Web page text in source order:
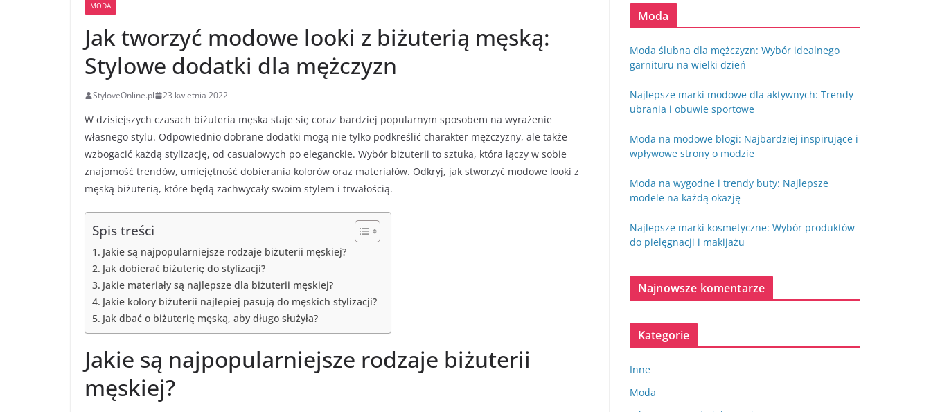
MODA
Jak tworzyć modowe looki z biżuterią męską:
Stylowe dodatki dla mężczyzn
StyloveOnline.pl 23 kwietnia 2022
W dzisiejszych czasach biżuteria męska staje się coraz bardziej popularnym sposobem na wyrażenie
własnego stylu. Odpowiednio dobrane dodatki mogą nie tylko podkreślić charakter mężczyzny, ale także
wzbogacić każdą stylizację, od casualowych po eleganckie. Wybór biżuterii to sztuka, która łączy w sobie
znajomość trendów, umiejętność dobierania kolorów oraz materiałów. Odkryj, jak stworzyć modowe looki z
męską biżuterią, które będą zachwycały swoim stylem i trwałością.
Spis treści
Jakie są najpopularniejsze rodzaje biżuterii męskiej?
Jak dobierać biżuterię do stylizacji?
Jakie materiały są najlepsze dla biżuterii męskiej?
Jakie kolory biżuterii najlepiej pasują do męskich stylizacji?
Jak dbać o biżuterię męską, aby długo służyła?
Jakie są najpopularniejsze rodzaje biżuterii
męskiej?
Moda
Moda ślubna dla mężczyzn: Wybór idealnego
garnituru na wielki dzień
Najlepsze marki modowe dla aktywnych: Trendy
ubrania i obuwie sportowe
Moda na modowe blogi: Najbardziej inspirujące i
wpływowe strony o modzie
Moda na wygodne i trendy buty: Najlepsze
modele na każdą okazję
Najlepsze marki kosmetyczne: Wybór produktów
do pielęgnacji i makijażu
Najnowsze komentarze
Kategorie
Inne
Moda